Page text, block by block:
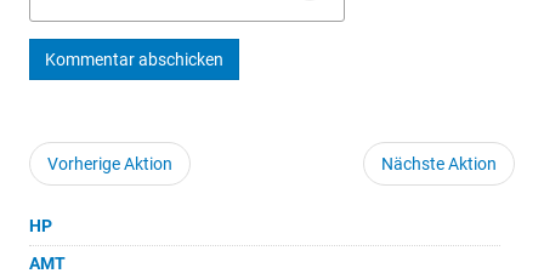
Kommentar abschicken
Vorherige Aktion Nächste Aktion
HP
AMT